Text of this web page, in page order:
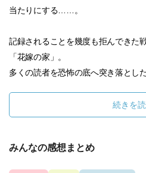
当たりにする……。
記録されることを幾度も拒んできた
「花嫁の家」。
多くの読者を恐怖の底へ突き落とし
続きを
みんなの感想まとめ